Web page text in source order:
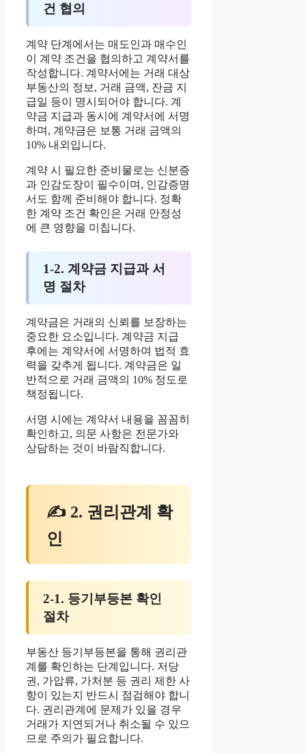
건 협의
계약 단계에서는 매도인과 매수인
이 계약 조건을 협의하고 계약서를
작성합니다. 계약서에는 거래 대상
부동산의 정보, 거래 금액, 잔금 지
급일 등이 명시되어야 합니다. 계
약금 지급과 동시에 계약서에 서명
하며, 계약금은 보통 거래 금액의
10% 내외입니다.
계약 시 필요한 준비물로는 신분증
과 인감도장이 필수이며, 인감증명
서도 함께 준비해야 합니다. 정확
한 계약 조건 확인은 거래 안정성
에 큰 영향을 미칩니다.
1-2. 계약금 지급과 서
명 절차
계약금은 거래의 신뢰를 보장하는
중요한 요소입니다. 계약금 지급
후에는 계약서에 서명하여 법적 효
력을 갖추게 됩니다. 계약금은 일
반적으로 거래 금액의 10% 정도로
책정됩니다.
서명 시에는 계약서 내용을 꼼꼼히
확인하고, 의문 사항은 전문가와
상담하는 것이 바람직합니다.
✍ 2. 권리관계 확
인
2-1. 등기부등본 확인
절차
부동산 등기부등본을 통해 권리관
계를 확인하는 단계입니다. 저당
권, 가압류, 가처분 등 권리 제한 사
항이 있는지 반드시 점검해야 합니
다. 권리관계에 문제가 있을 경우
거래가 지연되거나 취소될 수 있으
므로 주의가 필요합니다.